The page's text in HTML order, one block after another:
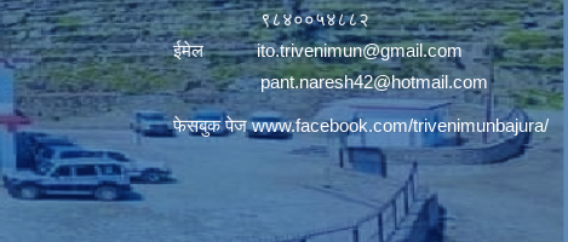
९८४००५४८८२
ईमेलito.trivenimun@gmail.com
pant.naresh42@hotmail.com
फेसबुक पेजwww.facebook.com/trivenimunbajura/